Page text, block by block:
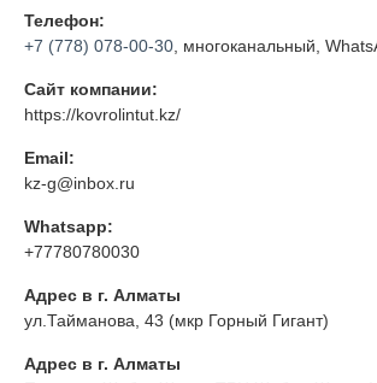
Телефон:
+7 (778) 078-00-30 , многоканальный,
Сайт компании:
https://kovrolintut.kz/
Email:
kz-g@inbox.ru
Whatsapp:
+77780780030
Адрес в г. Алматы
ул.Тайманова, 43 (мкр Горный Гигант)
Адрес в г. Алматы